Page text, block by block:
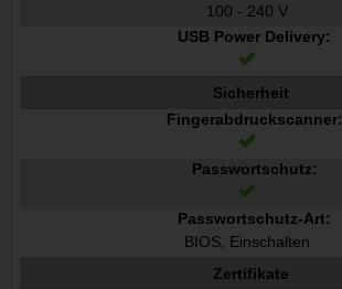
100 - 240 V
USB Power Delivery:
Sicherheit
Fingerabdruckscanner:
Passwortschutz:
Passwortschutz-Art:
BIOS, Einschalten
Zertifikate